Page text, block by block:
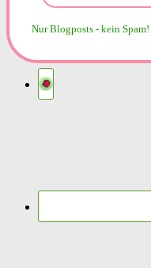
Nur Blogposts - kein Spam!